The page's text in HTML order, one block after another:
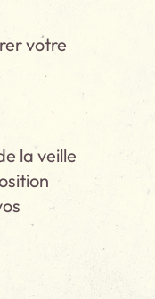
votre
la veille